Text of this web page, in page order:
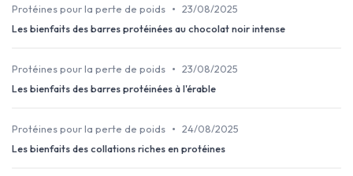
Protéines pour la perte de poids • 23/08/2025
Les bienfaits des barres protéinées au chocolat noir intense
Protéines pour la perte de poids • 23/08/2025
Les bienfaits des barres protéinées à l'érable
Protéines pour la perte de poids • 24/08/2025
Les bienfaits des collations riches en protéines